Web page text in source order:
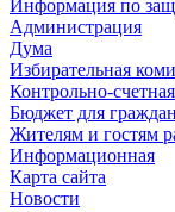
Информация по
Администрация
Дума
Избирательная
Контрольно-
Бюджет для граждан
Жителям и гостям
Информационная
Карта сайта
Новости